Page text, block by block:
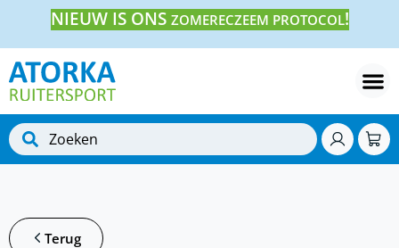
NIEUW IS ONS ZOMERECZEEM PROTOCOL!
Terug